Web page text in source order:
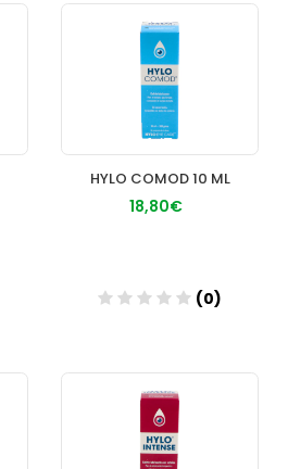
HYLO COMOD 10 ML
18,80€
(0)